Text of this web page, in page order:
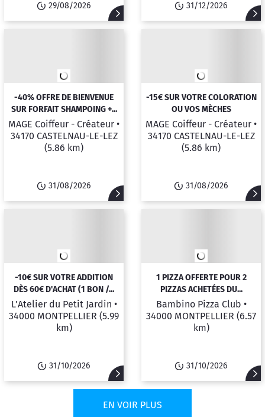
29/08/2026 31/12/2026
-40% OFFRE DE BIENVENUE
SUR FORFAIT SHAMPOING +...
MAGE Coiffeur - Créateur •
34170 CASTELNAU-LE-LEZ
(5.86 km)
31/08/2026
-15€ SUR VOTRE COLORATION
OU VOS MÈCHES
MAGE Coiffeur - Créateur •
34170 CASTELNAU-LE-LEZ
(5.86 km)
31/08/2026
-10€ SUR VOTRE ADDITION
DÈS 60€ D'ACHAT (1 BON /...
L'Atelier du Petit Jardin •
34000 MONTPELLIER (5.99
km)
31/10/2026
1 PIZZA OFFERTE POUR 2
PIZZAS ACHETÉES DU...
Bambino Pizza Club •
34000 MONTPELLIER (6.57
km)
31/10/2026
EN VOIR PLUS